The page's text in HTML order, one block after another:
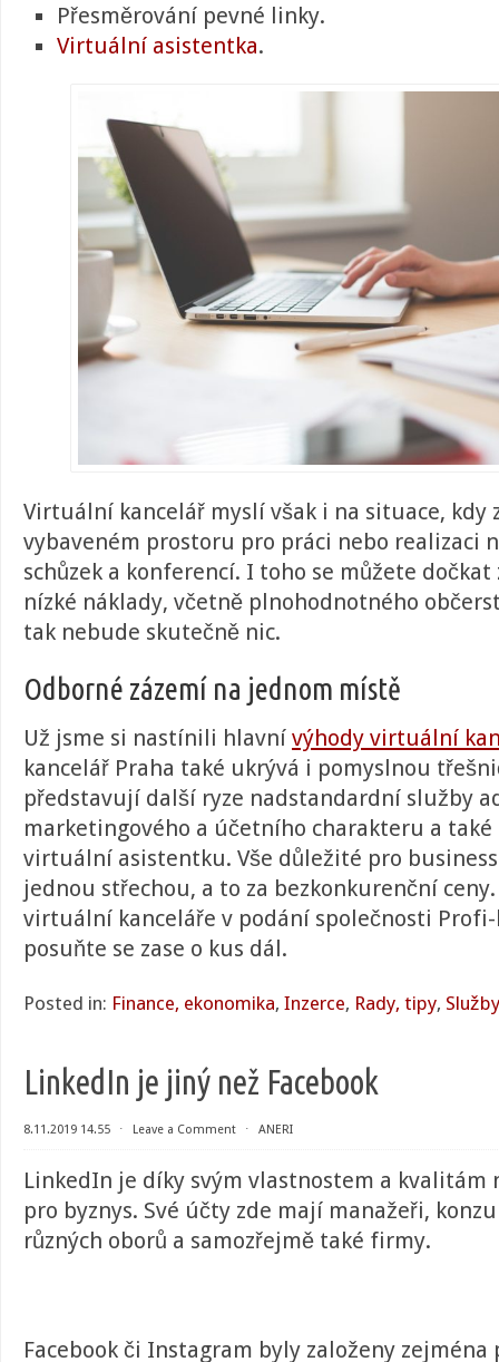
Přesměrování pevné linky.
Virtuální asistentka.
Virtuální kancelář myslí však i na situace, kdy
vybaveném prostoru pro práci nebo realizaci
schůzek a konferencí. I toho se můžete dočkat
nízké náklady, včetně plnohodnotného
tak nebude skutečně nic.
Odborné zázemí na jednom místě
Už jsme si nastínili hlavní výhody virtuální
kancelář Praha také ukrývá i pomyslnou
představují další ryze nadstandardní služby
marketingového a účetního charakteru a
virtuální asistentku. Vše důležité pro
jednou střechou, a to za bezkonkurenční
virtuální kanceláře v podání společnosti Profi-
posuňte se zase o kus dál.
Posted in: Finance, ekonomika, Inzerce, Rady, tipy, Služby
LinkedIn je jiný než Facebook
8.11.2019 14.55 ⋅ Leave a Comment ⋅ ANERI
LinkedIn je díky svým vlastnostem a
pro byznys. Své účty zde mají manažeři,
různých oborů a samozřejmě také firmy.
Facebook či Instagram byly založeny zejména